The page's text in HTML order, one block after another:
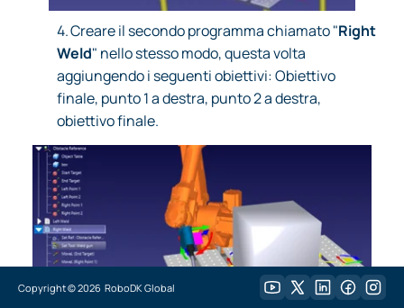
4.Creare il secondo programma chiamato "Right
Weld" nello stesso modo, questa volta
aggiungendo i seguenti obiettivi: Obiettivo
finale, punto 1 a destra, punto 2 a destra,
obiettivo finale.
Copyright ©2026 RoboDK Global